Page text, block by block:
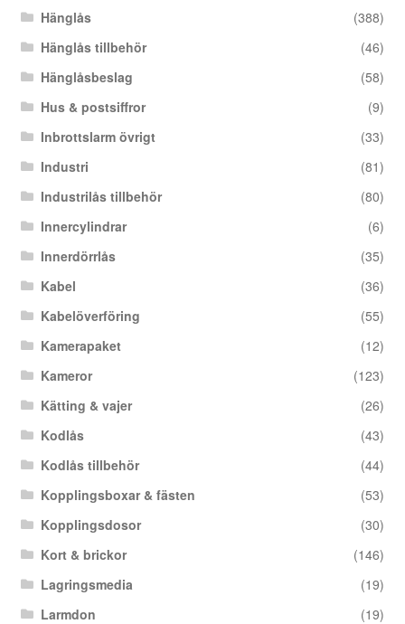
Hänglås
(388)
Hänglås tillbehör
(46)
Hänglåsbeslag
(58)
Hus & postsiffror
(9)
Inbrottslarm övrigt
(33)
Industri
(81)
Industrilås tillbehör
(80)
Innercylindrar
(6)
Innerdörrlås
(35)
Kabel
(36)
Kabelöverföring
(55)
Kamerapaket
(12)
Kameror
(123)
Kätting & vajer
(26)
Kodlås
(43)
Kodlås tillbehör
(44)
Kopplingsboxar & fästen
(53)
Kopplingsdosor
(30)
Kort & brickor
(146)
Lagringsmedia
(19)
Larmdon
(19)